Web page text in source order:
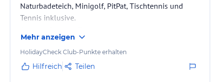
Naturbadeteich, Minigolf, PitPat, Tischtennis und
Tennis inklusive.
Frühstücksbüffet, und gutes Restaurant.
Auch große Spielwiese für Kinder und
Campinganlage hinter dem Haus vorhanden.
Mehr anzeigen
HolidayCheck Club-Punkte erhalten
Hilfreich Teilen